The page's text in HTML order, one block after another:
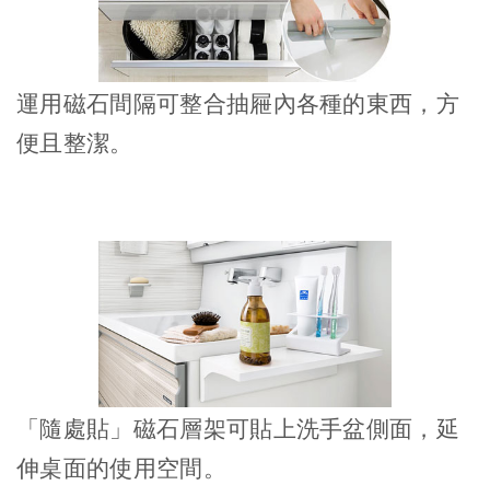
運用磁石間隔可整合抽屜內各種的東西，方
便且整潔。
「隨處貼」磁石層架可貼上洗手盆側面，延
伸桌面的使用空間。